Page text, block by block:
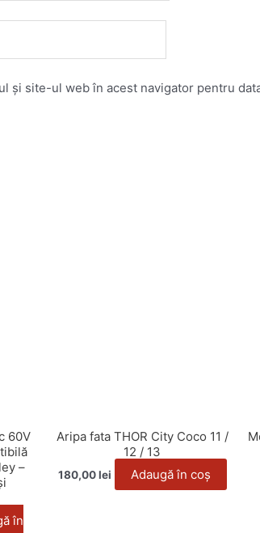
și site-ul web în acest navigator pentru
60V
–
în
Aripa fata THOR City Coco 11 /
12 / 13
180,00lei Adaugă în coș